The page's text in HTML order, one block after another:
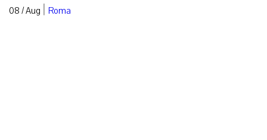
08 / Aug | Roma